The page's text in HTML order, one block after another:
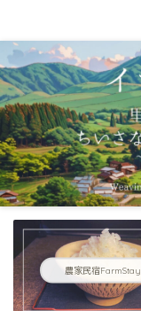
農家民宿FarmStay